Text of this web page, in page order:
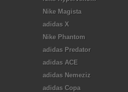
Nike Magista
adidas X
Nike Phantom
adidas Predator
adidas ACE
adidas Nemeziz
adidas Copa